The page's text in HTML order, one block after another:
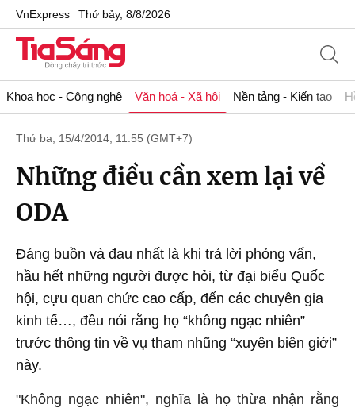
VnExpress Thứ bảy, 8/8/2026
Khoa học - Công nghệ Văn hoá - Xã hội Nền tảng - Kiến tạo
Thứ ba, 15/4/2014, 11:55 (GMT+7)
Những điều cần xem lại về
ODA
Đáng buồn và đau nhất là khi trả lời phỏng vấn,
hầu hết những người được hỏi, từ đại biểu Quốc
hội, cựu quan chức cao cấp, đến các chuyên gia
kinh tế…, đều nói rằng họ “không ngạc nhiên”
trước thông tin về vụ tham nhũng “xuyên biên giới”
này.
"Không ngạc nhiên", nghĩa là họ thừa nhận rằng